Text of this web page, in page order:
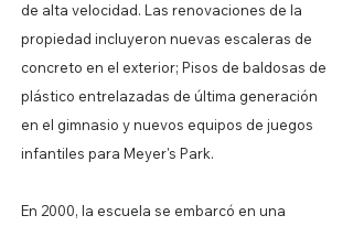
de alta velocidad. Las renovaciones de la
propiedad incluyeron nuevas escaleras de
concreto en el exterior; Pisos de baldosas de
plástico entrelazadas de última generación
en el gimnasio y nuevos equipos de juegos
infantiles para Meyer's Park.
En 2000, la escuela se embarcó en una